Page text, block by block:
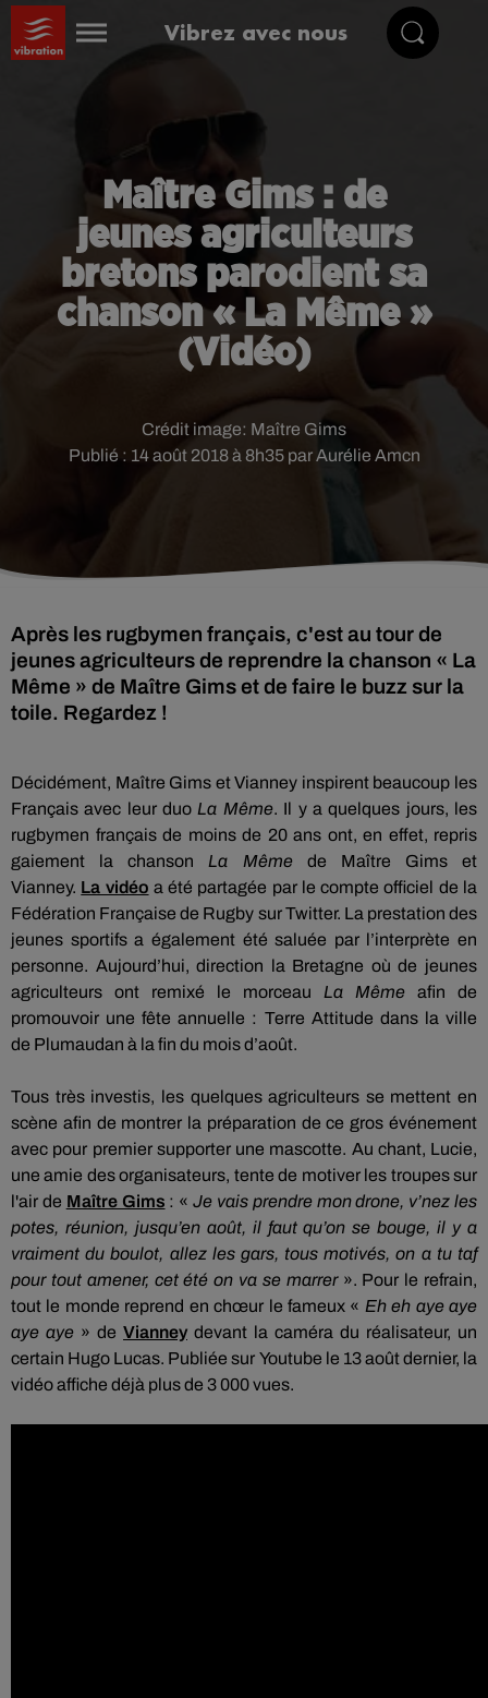
Vibrez avec nous
Maître Gims : de
jeunes agriculteurs
bretons parodient sa
chanson « La Même »
(Vidéo)
Publié : 14 août 2018 à 8h35 par Aurélie Amcn
Crédit image: Maître Gims
Après les rugbymen français, c'est au tour de
jeunes agriculteurs de reprendre la chanson « La
Même » de Maître Gims et de faire le buzz sur la
toile. Regardez !
Décidément, Maître Gims et Vianney inspirent beaucoup les
Français avec leur duo La Même. Il y a quelques jours, les
rugbymen français de moins de 20 ans ont, en effet, repris
gaiement la chanson La Mêmede Maître Gims
et
Vianney. La vidéo a été partagée par le compte officiel de la
Fédération Française de Rugby sur Twitter. La prestation des
jeunes sportifs a également été saluée par l’interprète en
personne. Aujourd’hui, direction la Bretagne où de jeunes
agriculteurs ont remixé le morceau La Même afin de
promouvoir une fête annuelle : Terre Attitude dans la ville
de Plumaudan à la fin du mois d’août.
Tous très investis, les quelques agriculteurs se mettent en
scène afin de montrer la préparation de ce gros événement
avec pour premier supporter une mascotte. Au chant, Lucie,
une amie des organisateurs, tente de motiver les troupes sur
l'air de Maître Gims : «Je vais prendre mon drone, v’nez les
potes, réunion, jusqu’en août, ilfaut qu’on se bouge, il y a
vraiment du boulot, allez les gars, tous motivés, on a tu taf
pour tout amener, cetété on va se marrer». Pour le refrain,
tout le monde reprend en chœur le fameux « Eh eh aye aye
aye aye » de Vianney devant la caméra du réalisateur, un
certain Hugo Lucas. Publiée sur Youtube le 13 août dernier, la
vidéo affiche déjà plus de 3 000vues.